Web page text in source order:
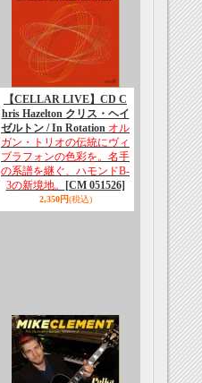
【CELLAR LIVE】CD C
hris Hazelton クリス・ヘイ
ゼルトン / In Rotation オル
ガン・トリオの伝統にヴィ
ブラフォンの色彩を。名手
の系譜を継ぐ、ハモンドB-
3の新境地。
[CM 051526]
2,350円(税込)